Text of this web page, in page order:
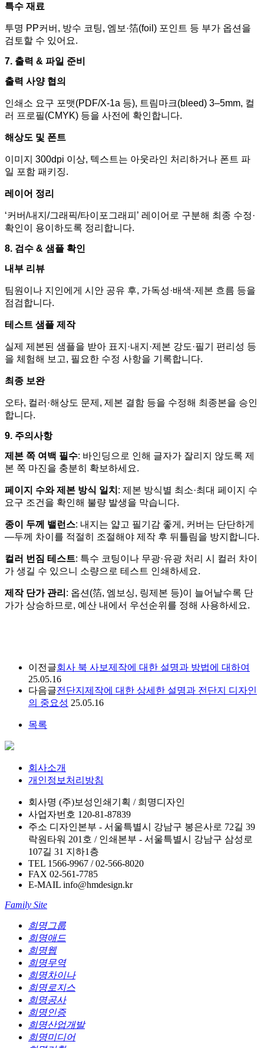
특수 재료
투명 PP커버 , 방수 코팅, 엠보 ·箔(foil) 포인트 등 부가 옵션을
검토할 수 있어요.
7. 출력 & 파일 준비
출력 사양 협의
인쇄소 요구 포맷(PDF/X-1a 등), 트림마크(bleed) 3–5mm, 컬
러 프로필(CMYK) 등을 사전에 확인합니다.
해상도 및 폰트
이미지 300dpi 이상, 텍스트는 아웃라인 처리하거나 폰트 파
일 포함 패키징.
레이어 정리
‘커버/내지 /그래픽/타이포그래피 ’ 레이어로 구분해 최종 수정·
확인이 용이하도록 정리합니다.
8. 검수 & 샘플 확인
내부 리뷰
팀원이나 지인에게 시안 공유 후, 가독성·배색·제본 흐름 등을
점검합니다.
테스트 샘플 제작
실제 제본된 샘플을 받아 표지 ·내지 ·제본 강도·필기 편리성 등
을 체험해 보고, 필요한 수정 사항을 기록합니다.
최종 보완
오타, 컬러 ·해상도 문제 , 제본 결함 등을 수정해 최종본을 승인
합니다.
9. 주의사항
제본 쪽 여백 필수: 바인딩으로 인해 글자가 잘리지 않도록 제
본 쪽 마진을 충분히 확보하세요.
페이지 수와 제본 방식 일치 : 제본 방식별 최소·최대 페이지 수
요구 조건을 확인해 불량 발생을 막습니다.
종이 두께 밸런스: 내지는 얇고 필기감 좋게 , 커버는 단단하게
—두께 차이를 적절히 조절해야 제작 후 뒤틀림을 방지합니다.
컬러 번짐 테스트: 특수 코팅이나 무광·유광 처리 시 컬러 차이
가 생길 수 있으니 소량으로 테스트 인쇄하세요.
제작 단가 관리 : 옵션 (箔, 엠보싱, 링제본 등)이 늘어날수록 단
가가 상승하므로, 예산 내에서 우선순위를 정해 사용하세요.
이전글회사 북 사보제작에 대한 설명과 방법에 대하여
25.05.16
다음글전단지제작에 대한 상세한 설명과 전단지 디자인
의 중요성 25.05.16
목록
회사소개
개인정보처리방침
회사명 (주)보성인쇄기획 / 희명디자인
사업자번호 120-81-87839
주소 디자인본부 - 서울특별시 강남구 봉은사로 72길 39
락원타워 201호 / 인쇄본부 - 서울특별시 강남구 삼성로
107길 31 지하1층
TEL 1566-9967 / 02-566-8020
FAX 02-561-7785
E-MAIL info@hmdesign.kr
Family Site
희명그룹
희명애드
희명웹
희명무역
희명차이나
희명로지스
희명공사
희명인증
희명산업개발
희명미디어